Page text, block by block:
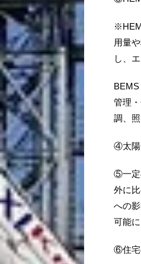
用量
し、
管理
調、
④太陽
⑤一定
外に
への
可能
⑥住宅